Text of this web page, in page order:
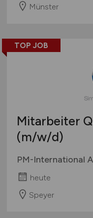
Münster
TOP JOB
Mitarbeiter
(m/w/d)
PM-International
heute
Speyer